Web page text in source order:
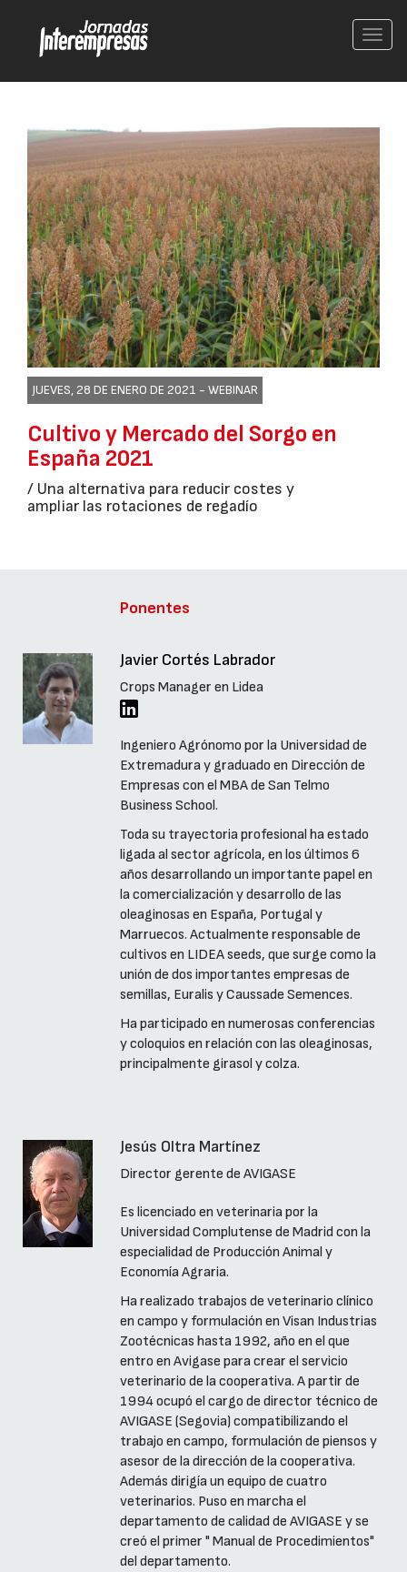
JUEVES, 28 DE ENERO DE 2021 - WEBINAR
Cultivo y Mercado del Sorgo en
España 2021
/ Una alternativa para reducir costes y
ampliar las rotaciones de regadío
Ponentes
Javier Cortés Labrador
Crops Manager en Lidea
Ingeniero Agrónomo por la Universidad de
Extremadura y graduado en Dirección de
Empresas con el MBA de San Telmo
Business School.
Toda su trayectoria profesional ha estado
ligada al sector agrícola, en los últimos 6
años desarrollando un importante papel en
la comercialización y desarrollo de las
oleaginosas en España, Portugal y
Marruecos. Actualmente responsable de
cultivos en LIDEA seeds, que surge como la
unión de dos importantes empresas de
semillas, Euralis y Caussade Semences.
Ha participado en numerosas conferencias
y coloquios en relación con las oleaginosas,
principalmente girasol y colza.
Jesús Oltra Martínez
Director gerente de AVIGASE
Es licenciado en veterinaria por la
Universidad Complutense de Madrid con la
especialidad de Producción Animal y
Economía Agraria.
Ha realizado trabajos de veterinario clínico
en campo y formulación en Visan Industrias
Zootécnicas hasta 1992, año en el que
entro en Avigase para crear el servicio
veterinario de la cooperativa. A partir de
1994 ocupó el cargo de director técnico de
AVIGASE (Segovia) compatibilizando el
trabajo en campo, formulación de piensos y
asesor de la dirección de la cooperativa.
Además dirigía un equipo de cuatro
veterinarios. Puso en marcha el
departamento de calidad de AVIGASE y se
creó el primer " Manual de Procedimientos"
del departamento.